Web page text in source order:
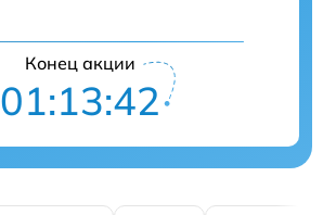
Конец акции
01:13:41